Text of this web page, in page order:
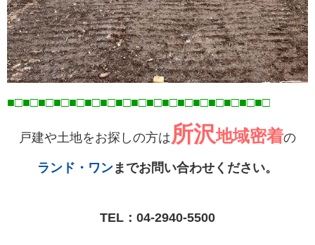
■□■□■□■□■□■□■□■□■□■□■□■□■□■□■□■□■□
戸建や土地をお探しの方は所沢地域密着の
ランド・ワンまでお問い合わせください。
TEL： 04-2940-5500